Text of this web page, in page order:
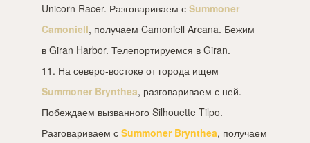
Unicorn Racer. Разговариваем с Summoner
Camoniell, получаем Camoniell Arcana. Бежим
в Giran Harbor. Телепортируемся в Giran.
11. На северо-востоке от города ищем
Summoner Brynthea, разговариваем с ней.
Побеждаем вызванного Silhouette Tilpo.
Разговариваем с Summoner Brynthea, получаем